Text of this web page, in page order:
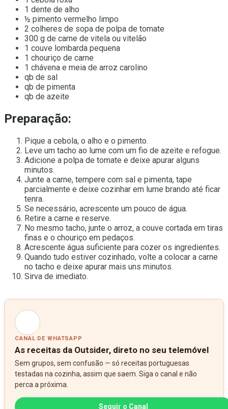
1 dente de alho
½ pimento vermelho limpo
2 colheres de sopa de polpa de tomate
300 g de carne de vitela ou vitelão
1 couve lombarda pequena
1 chouriço de carne
1 chávena e meia de arroz carolino
qb de sal
qb de pimenta
qb de azeite
Preparação:
Pique a cebola, o alho e o pimento.
Leve um tacho ao lume com um fio de azeite e refogue.
Adicione a polpa de tomate e deixe apurar alguns
minutos.
Junte a carne, tempere com sal e pimenta, tape
parcialmente e deixe cozinhar em lume brando até ficar
tenra.
Se necessário, acrescente um pouco de água.
Retire a carne e reserve.
No mesmo tacho, junte o arroz, a couve cortada em tiras
finas e o chouriço em pedaços.
Acrescente água suficiente para cozer os ingredientes.
Quando tudo estiver cozinhado, volte a colocar a carne
no tacho e deixe apurar mais uns minutos.
Sirva de imediato.
CANAL DE WHATSAPP
As receitas da Outsider, direto no seu telemóvel
Sem grupos, sem confusão — só receitas portuguesas
testadas na cozinha, assim que saem. Siga o canal e não
perca a próxima.
Seguir o Canal